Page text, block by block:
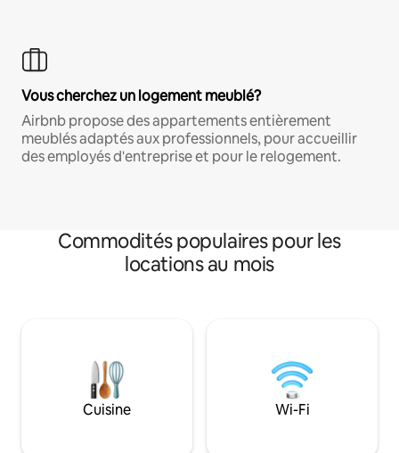
Vous cherchez un logement meublé?
Airbnb propose des appartements entièrement
meublés adaptés aux professionnels, pour accueillir
des employés d'entreprise et pour le relogement.
Commodités populaires pour les
locations au mois
Cuisine Wi-Fi